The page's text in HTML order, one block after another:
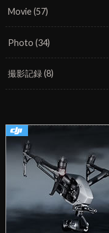
Movie(57)
Photo(34)
撮影記録(8)